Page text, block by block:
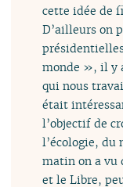
cette idée de
D’ailleurs on
monde », il y
qui nous
était
l’objectif de
l’écologie, du
matin on a vu
et le Libre,